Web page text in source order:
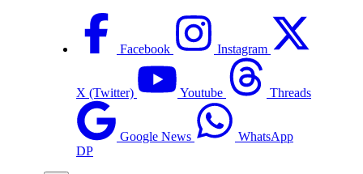
Facebook Instagram
X (Twitter) Youtube Threads
Google News
WhatsApp
DP